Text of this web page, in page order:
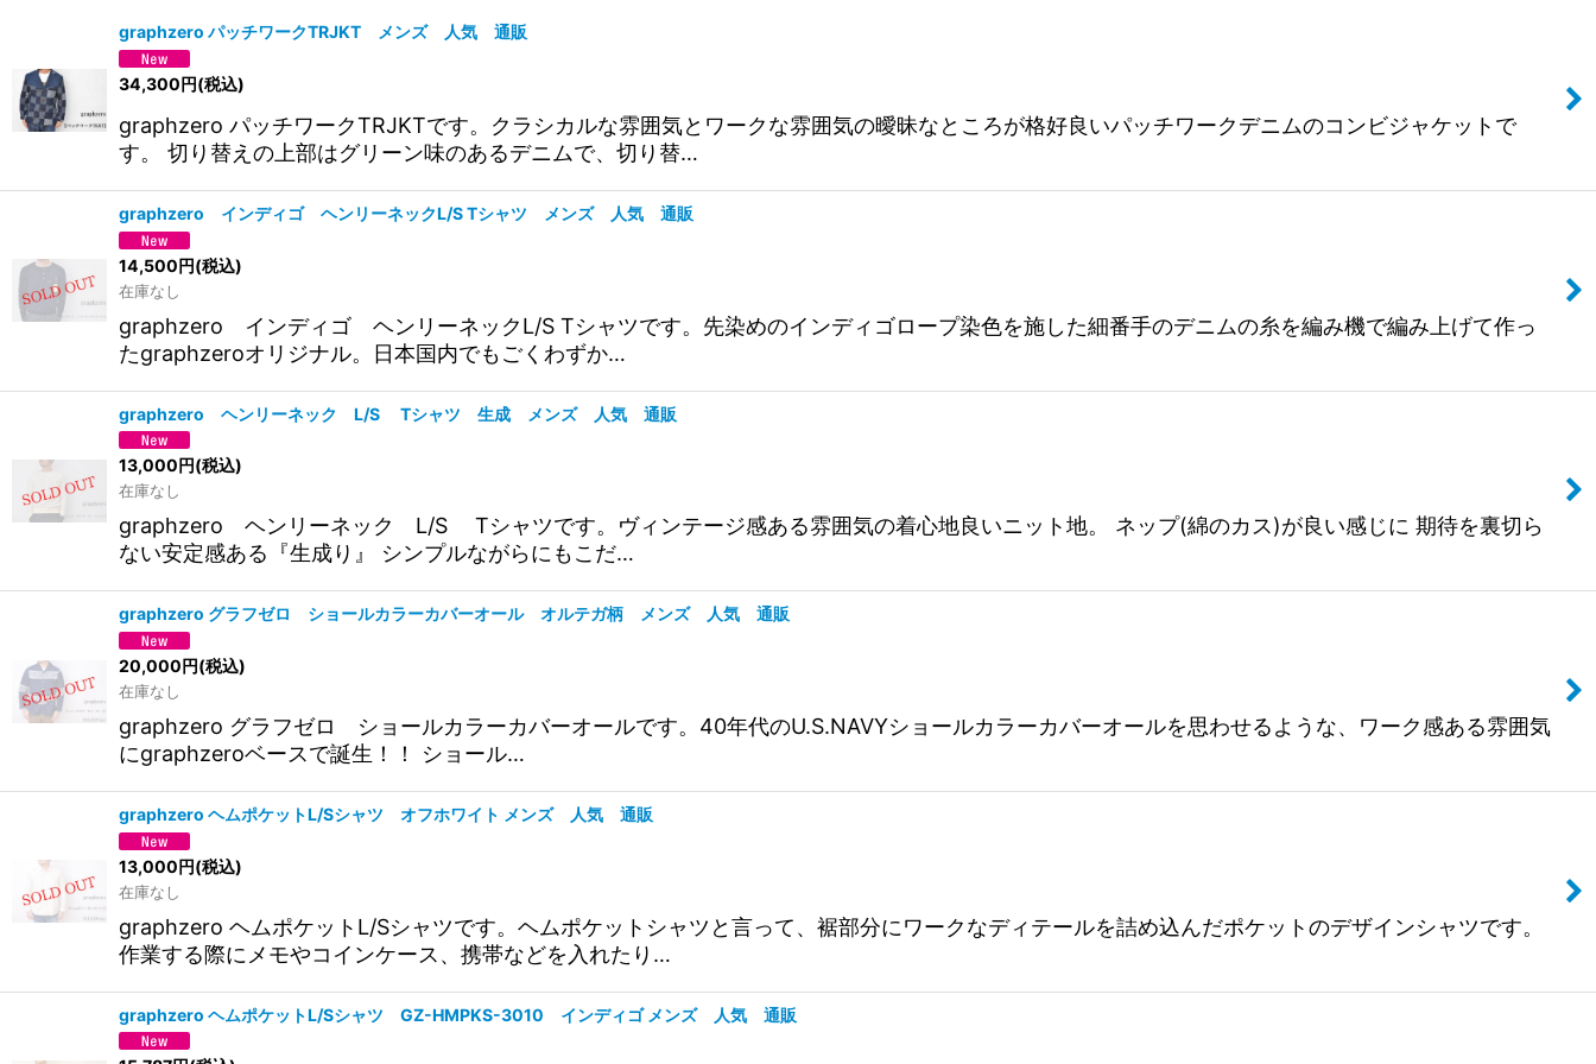
表示数
並び順:
graphzero パッチワークTRJKT メンズ 人気 通販
34,300円(税込)
graphzero パッチワークTRJKTです。クラシカルな雰囲気とワークな雰囲気の曖昧なところが格好良いパッチワークデニムのコンビジャケットで
す。 切り替えの上部はグリーン味のあるデニムで、切り替…
graphzero インディゴ ヘンリーネックL/S Tシャツ メンズ 人気 通販
14,500円(税込)
在庫なし
graphzero インディゴ ヘンリーネックL/S Tシャツです。先染めのインディゴロープ染色を施した細番手のデニムの糸を編み機で編み上げて作っ
たgraphzeroオリジナル。日本国内でもごくわずか…
graphzero ヘンリーネック L/S Tシャツ 生成 メンズ 人気 通販
13,000円(税込)
在庫なし
graphzero ヘンリーネック L/S Tシャツです。ヴィンテージ感ある雰囲気の着心地良いニット地。 ネップ(綿のカス)が良い感じに 期待を裏切ら
ない安定感ある『生成り』 シンプルながらにもこだ…
graphzero グラフゼロ ショールカラーカバーオール オルテガ柄 メンズ 人気 通販
20,000円(税込)
在庫なし
graphzero グラフゼロ ショールカラーカバーオールです。40年代のU.S.NAVYショールカラーカバーオールを思わせるような、ワーク感ある雰囲気
にgraphzeroベースで誕生！！ ショール…
graphzero ヘムポケットL/Sシャツ オフホワイト メンズ 人気 通販
13,000円(税込)
在庫なし
graphzero ヘムポケットL/Sシャツです。ヘムポケットシャツと言って、裾部分にワークなディテールを詰め込んだポケットのデザインシャツです。
作業する際にメモやコインケース、携帯などを入れたり…
graphzero ヘムポケットL/Sシャツ GZ-HMPKS-3010 インディゴ メンズ 人気 通販